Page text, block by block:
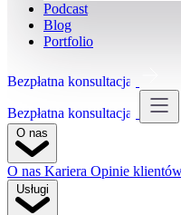
Podcast
Blog
Portfolio
Bezpłatna konsultacja
Bezpłatna konsultacja
O nas Kariera Opinie